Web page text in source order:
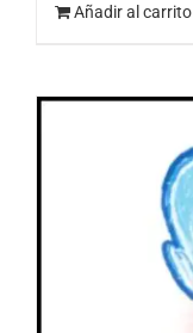
Añadir al carrito